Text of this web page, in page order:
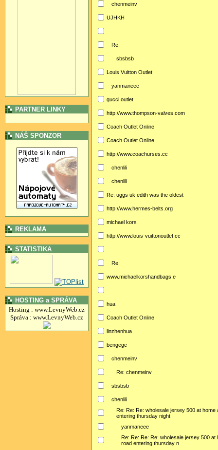
PARTNER LINKY
NÁŠ SPONZOR
REKLAMA
STATISTIKA
HOSTING a SPRÁVA
Hosting : www.LevnyWeb.cz
Správa : www.LevnyWeb.cz
chenmeinv
UJHKH
Re:
sbsbsb
Louis Vuitton Outlet
yanmaneee
gucci outlet
http://www.thompson-valves.com
Coach Outlet Online
Coach Outlet Online
http://www.coachurses.cc
chenlili
chenlili
Re: uggs uk edith was the oldest
http://www.hermes-belts.org
michael kors
http://www.louis-vuittonoutlet.cc
Re:
www.michaelkorshandbags.e
hua
Coach Outlet Online
linzhenhua
bengege
chenmeinv
Re: chenmeinv
sbsbsb
chenlili
Re: Re: Re: wholesale jersey 500 at home
entering thursday night
yanmaneee
Re: Re: Re: Re: wholesale jersey 500 at
road entering thursday n